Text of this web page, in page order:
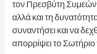
τον Πρεσβύτη Συμεών
αλλά και τη
συναντήσει και να
απορρίψει το